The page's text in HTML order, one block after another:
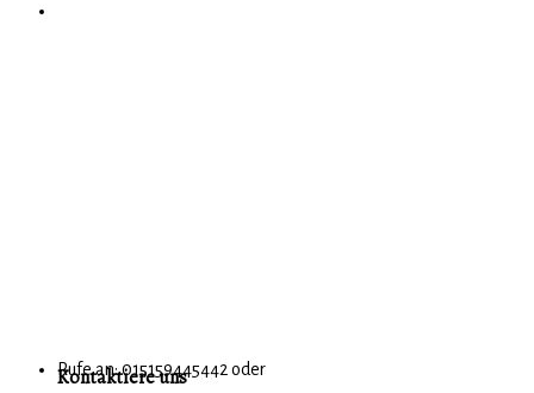
Rufe an: 015159445442 oder
Kontaktiere uns